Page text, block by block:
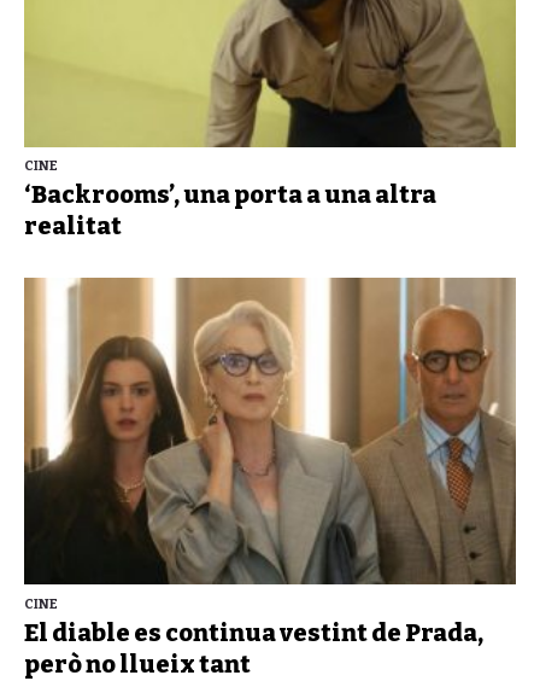
CINE
‘Backrooms’, una porta a una altra
realitat
CINE
El diable es continua vestint de Prada,
però no llueix tant